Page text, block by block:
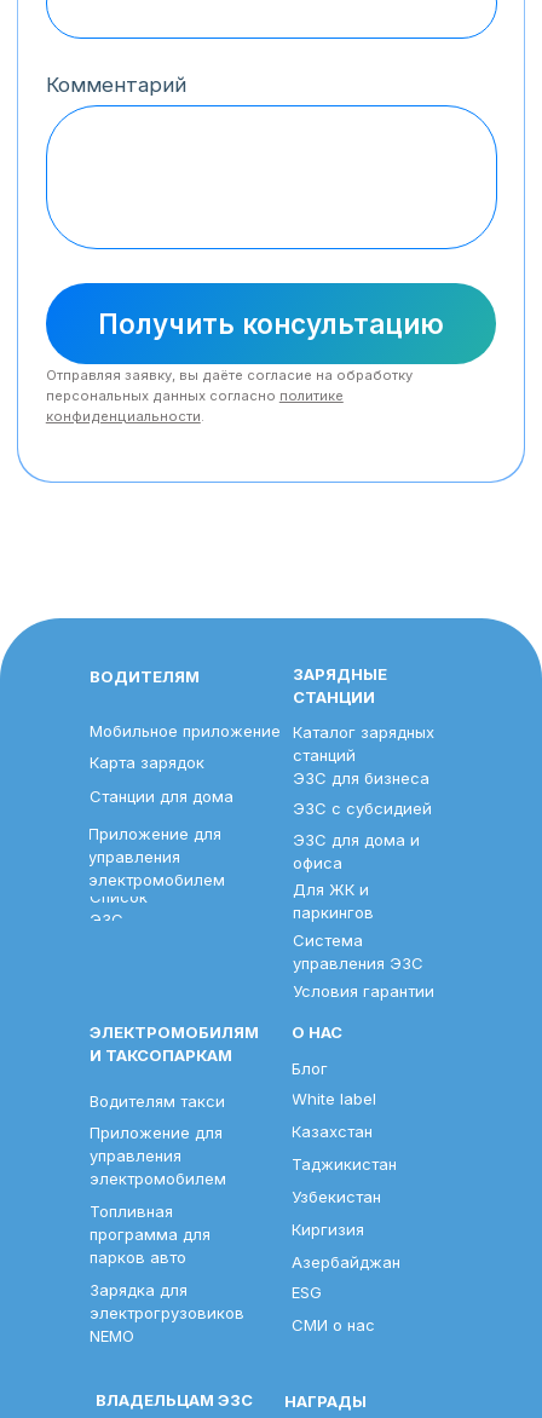
Мобильное приложение
Карта зарядок
Список
ЭЗС
Станции для дома
Приложение для
управления
электромобилем
ЭЗС для дома и
офиса
ЭЗС с субсидией
ЭЗС для бизнеса
Каталог зарядных
станций
Система
управления ЭЗС
Условия гарантии
Приложение для
управления
электромобилем
Водителям такси
Топливная
программа для
парков авто
Зарядка для
электрогрузовиков
NEMO
Блог
Азербайджан
Киргизия
Узбекистан
Таджикистан
Казахстан
White label
СМИ о нас
ESG
ВОДИТЕЛЯМ
ВЛАДЕЛЬЦАМ ЭЗС
О НАС
ЭЛЕКТРОМОБИЛЯМ
И ТАКСОПАРКАМ
ЗАРЯДНЫЕ
СТАНЦИИ
Для ЖК и
паркингов
НАГРАДЫ